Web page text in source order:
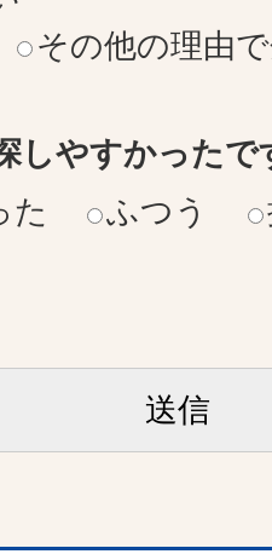
その他の理由
しやすかったで
た
ふつう